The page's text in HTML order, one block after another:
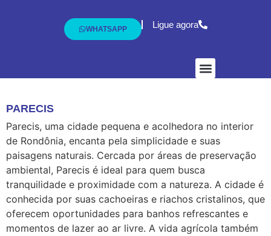
WHATSAPP Ligue agora
PARECIS
Parecis, uma cidade pequena e acolhedora no interior
de Rondônia, encanta pela simplicidade e suas
paisagens naturais. Cercada por áreas de preservação
ambiental, Parecis é ideal para quem busca
tranquilidade e proximidade com a natureza. A cidade é
conhecida por suas cachoeiras e riachos cristalinos, que
oferecem oportunidades para banhos refrescantes e
momentos de lazer ao ar livre. A vida agrícola também